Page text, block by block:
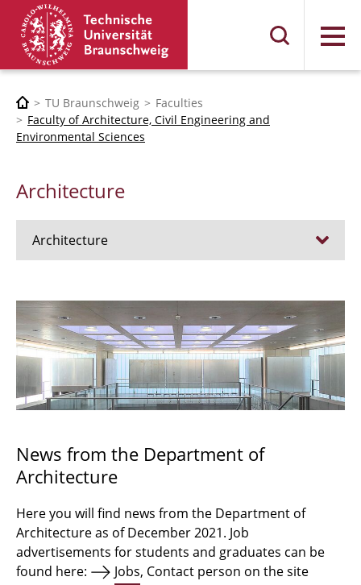
Menu
TU Braunschweig
Faculties
Faculty of Architecture, Civil Engineering and
Environmental Sciences
Architecture
Architecture
Admission procedure 2024
Bachelor Architecture
Bachelor Architecture+
Qualification profile
Semester Programme
Internationales
News from the Department of
Architecture
Here you will find news from the Department of
Architecture as of December 2021. Job
advertisements for students and graduates can be
found here:
Jobs, Contact person on the site